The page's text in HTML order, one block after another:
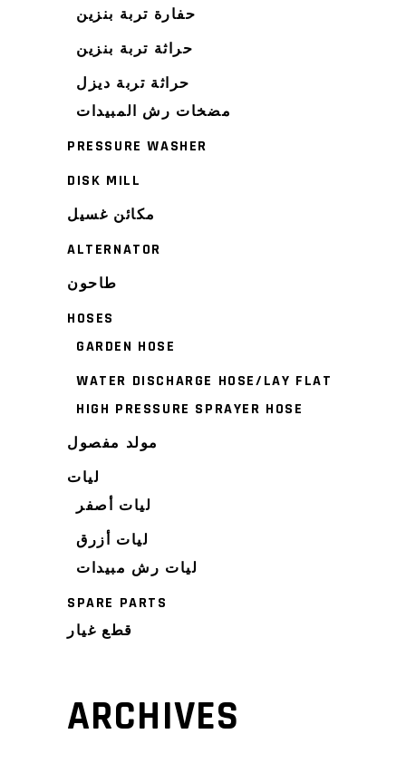
حفارة تربة بنزين
حراثة تربة بنزين
حراثة تربة ديزل
مضخات رش المبيدات
PRESSURE WASHER
DISK MILL
مكائن غسيل
ALTERNATOR
طاحون
HOSES
GARDEN HOSE
WATER DISCHARGE HOSE/LAY FLAT
HIGH PRESSURE SPRAYER HOSE
مولد مفصول
ليات
ليات أصفر
ليات أزرق
ليات رش مبيدات
SPARE PARTS
قطع غيار
ARCHIVES